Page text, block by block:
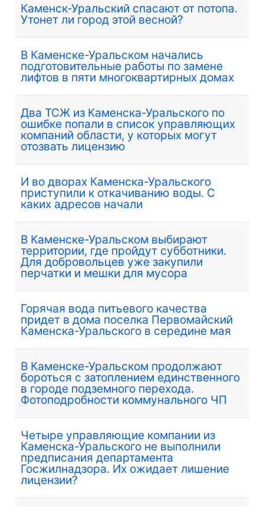
Каменск-Уральский спасают от потопа.
Утонет ли город этой весной?
В Каменске-Уральском начались
подготовительные работы по замене
лифтов в пяти многоквартирных домах
Два ТСЖ из Каменска-Уральского по
ошибке попали в список управляющих
компаний области, у которых могут
отозвать лицензию
И во дворах Каменска-Уральского
приступили к откачиванию воды. С
каких адресов начали
В Каменске-Уральском выбирают
территории, где пройдут субботники.
Для добровольцев уже закупили
перчатки и мешки для мусора
Горячая вода питьевого качества
придет в дома поселка Первомайский
Каменска-Уральского в середине мая
В Каменске-Уральском продолжают
бороться с затоплением единственного
в городе подземного перехода.
Фотоподробности коммунального ЧП
Четыре управляющие компании из
Каменска-Уральского не выполнили
предписания департамента
Госжилнадзора. Их ожидает лишение
лицензии?